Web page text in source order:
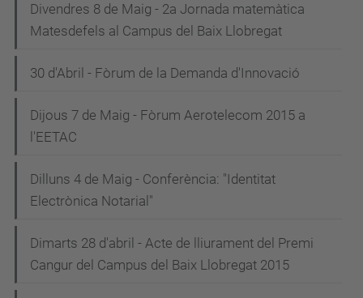
Divendres 8 de Maig - 2a Jornada matemàtica
Matesdefels al Campus del Baix Llobregat
30 d'Abril - Fòrum de la Demanda d'Innovació
Dijous 7 de Maig - Fòrum Aerotelecom 2015 a
l'EETAC
Dilluns 4 de Maig - Conferència: "Identitat
Electrònica Notarial"
Dimarts 28 d'abril - Acte de lliurament del Premi
Cangur del Campus del Baix Llobregat 2015